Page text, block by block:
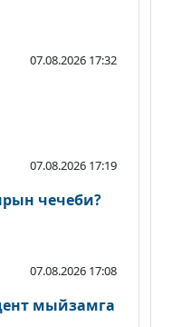
07.08.2026 17:32
07.08.2026 17:19
чечеби?
07.08.2026 17:08
мыйзамга